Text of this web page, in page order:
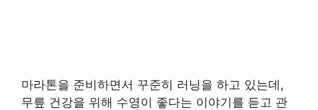
마라톤을 준비하면서 꾸준히 러닝을 하고 있는데,
무릎 건강을 위해 수영이 좋다는 이야기를 듣고 관